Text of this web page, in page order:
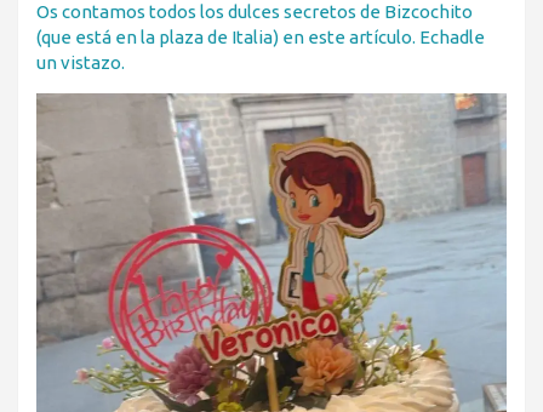
Os contamos todos los dulces secretos de Bizcochito
(que está en la plaza de Italia) en este artículo. Echadle
un vistazo.